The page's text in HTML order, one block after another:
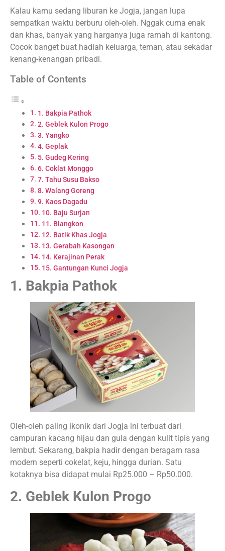
Kalau kamu sedang liburan ke Jogja, jangan lupa
sempatkan waktu berburu oleh-oleh. Nggak cuma enak
dan khas, banyak yang harganya juga ramah di kantong.
Cocok banget buat hadiah keluarga, teman, atau sekadar
kenang-kenangan pribadi.
Table of Contents
1. Bakpia Pathok
2. Geblek Kulon Progo
3. Yangko
4. Geplak
5. Gudeg Kering
6. Coklat Monggo
7. Tahu Susu Bakso
8. Walang Goreng
9. Kaos Dagadu
10. Baju Surjan
11. Blangkon
12. Batik Khas Jogja
13. Gerabah Kasongan
14. Kerajinan Perak
15. Gantungan Kunci Jogja
1. Bakpia Pathok
Oleh-oleh paling ikonik dari Jogja ini terbuat dari
campuran kacang hijau dan gula dengan kulit tipis yang
lembut. Sekarang, bakpia hadir dengan beragam rasa
modern seperti cokelat, keju, hingga durian. Satu
kotaknya bisa didapat mulai Rp25.000 – Rp50.000.
2. Geblek Kulon Progo